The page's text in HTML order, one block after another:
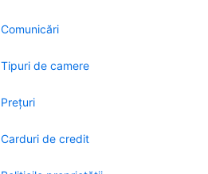
Comunicări
Tipuri de camere
Preţuri
Carduri de credit